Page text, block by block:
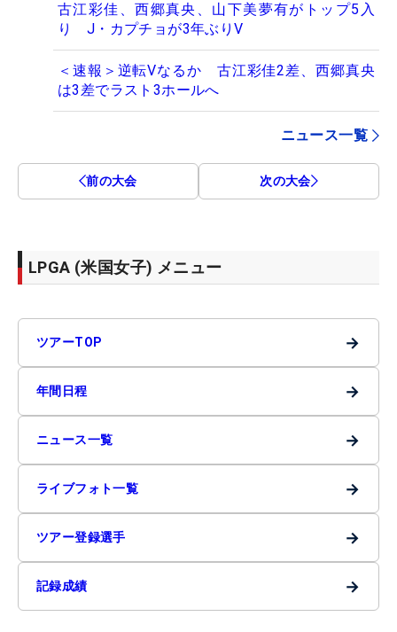
古江彩佳、西郷真央、山下美夢有がトップ5入
り J・カプチョが3年ぶりV
＜速報＞逆転Vなるか 古江彩佳2差、西郷真央
は3差でラスト3ホールへ
ニュース一覧
前の大会 次の大会
LPGA (米国女子) メニュー
ツアーTOP →
年間日程 →
ニュース一覧 →
ライブフォト一覧 →
ツアー登録選手 →
記録成績 →